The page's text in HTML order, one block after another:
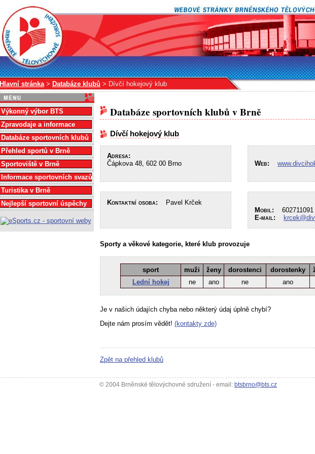
Hlavní stránka> Databáze klubů > Dívčí hokejový klub
Databáze sportovních klubů v Brně
Dívčí hokejový klub
Adresa:
Čápkova 48, 602 00 Brno
Web:
Kontaktní osoba: Pavel Krček
Mobil: 602711091
E-mail:
Sporty a věkové kategorie, které klub provozuje
sport muži ženy dorostenci dorostenky
Lední hokej
ne ano ne ano
Je v našich údajích chyba nebo některý údaj úplně chybí?
Dejte nám prosím vědět! (kontakty zde)
Zpět na přehled klubů
Výkonný výbor BTS
Zpravodaje a informace
Databáze sportovních klubů
Přehled sportů v Brně
Sportoviště v Brně
Informace sportovních svazů
Turistika v Brně
Nejlepší sportovní úspěchy
© 2004 Brněnské tělovýchovné sdružení - email: btsbrno@bts.cz